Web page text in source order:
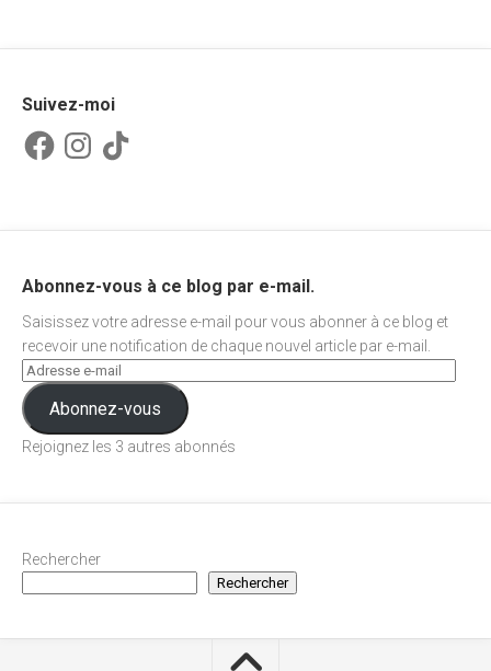
Suivez-moi
FacebookInstagram
TikTok
Abonnez-vous à ce blog par e-mail.
Saisissez votre adresse e-mail pour vous abonner à ce blog et
recevoir une notification de chaque nouvel article par e-mail.
Abonnez-vous
Rejoignez les 3 autres abonnés
Rechercher
Rechercher